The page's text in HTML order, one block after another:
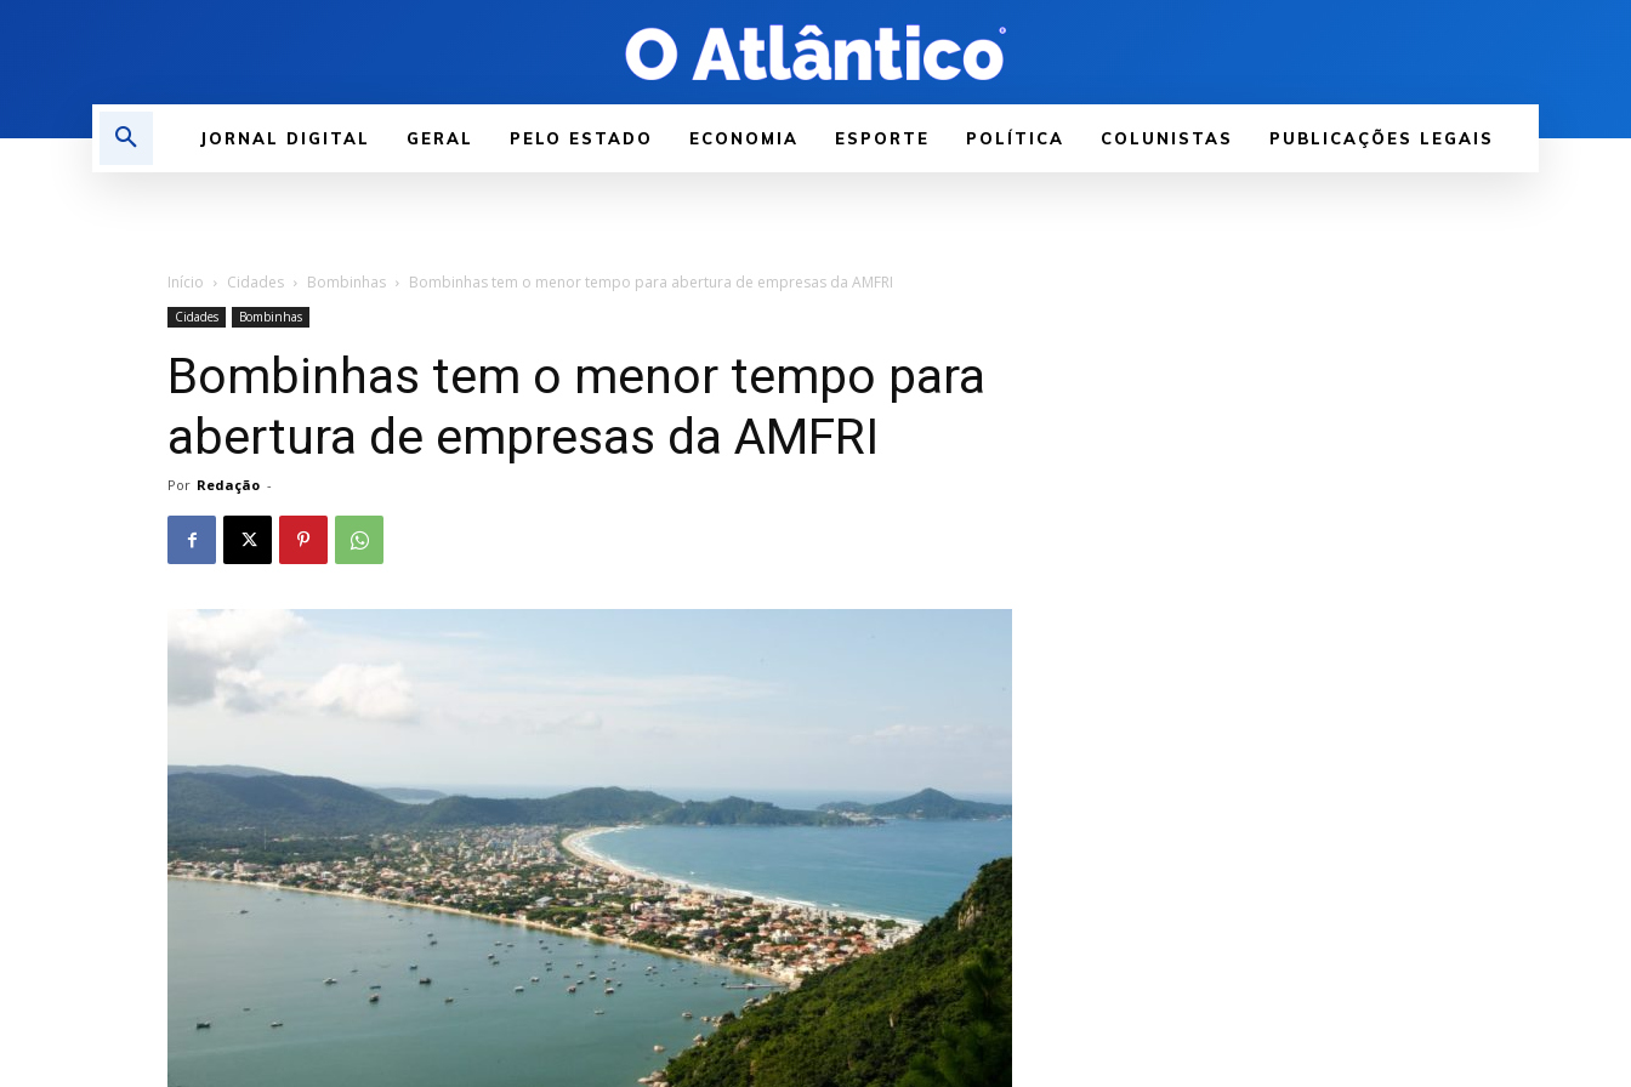
JORNAL DIGITAL GERAL PELO ESTADO ECONOMIA ESPORTE POLÍTICA COLUNISTAS PUBLICAÇÕES LEGAIS
Início Cidades Bombinhas Bombinhas tem o menor tempo para abertura de empresas da AMFRI
Cidades Bombinhas
Bombinhas tem o menor tempo para
abertura de empresas da AMFRI
Por Redação -